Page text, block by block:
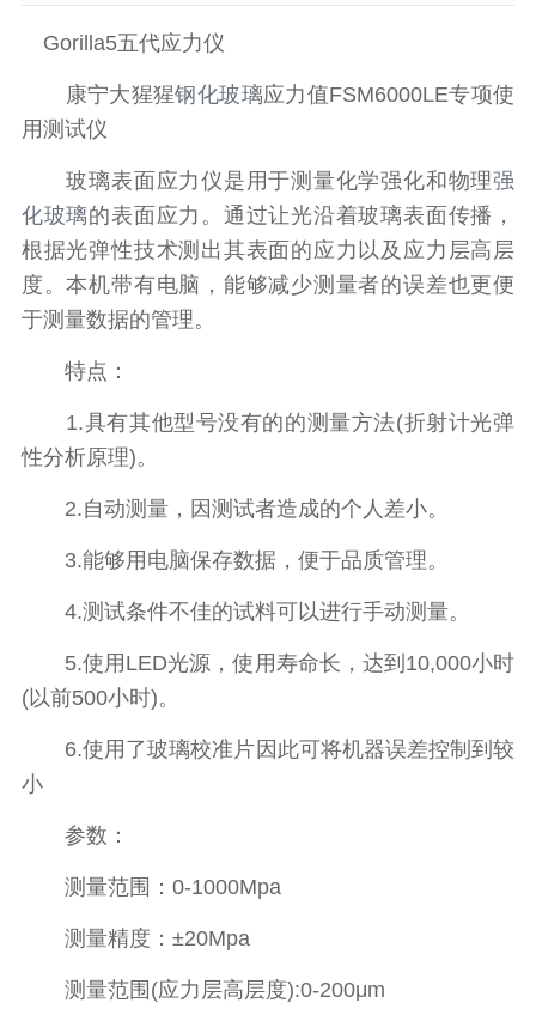
Gorilla5五代应力仪
康宁大猩猩钢化玻璃应力值FSM6000LE专项使
用测试仪
玻璃表面应力仪是用于测量化学强化和物理强
化玻璃的表面应力。通过让光沿着玻璃表面传播，
根据光弹性技术测出其表面的应力以及应力层高层
度。本机带有电脑，能够减少测量者的误差也更便
于测量数据的管理。
特点：
1.具有其他型号没有的的测量方法(折射计光弹
性分析原理)。
2.自动测量，因测试者造成的个人差小。
3.能够用电脑保存数据，便于品质管理。
4.测试条件不佳的试料可以进行手动测量。
5.使用LED光源，使用寿命长，达到10,000小时
(以前500小时)。
6.使用了玻璃校准片因此可将机器误差控制到较
小
参数：
测量范围：0-1000Mpa
测量精度：±20Mpa
测量范围(应力层高层度):0-200μm